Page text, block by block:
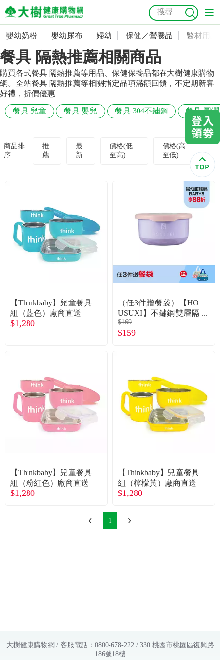
嬰幼奶粉
嬰幼尿布
婦幼
保健／營養品
醫材用品
食品／健康食補
優惠活動
購物流程
會員專區
折價券、紅利說明
抗菌 尿布 大樹獨家 益生菌 魚油 幼兒米餅 貓砂
奶瓶奶嘴
會員資料及密碼修改
常用收件人清單
訂單查詢
收藏清單
紅利點數查詢
優惠券查詢
嬰幼奶粉 嬰幼尿布 婦幼 保健／營養品 醫材用品
餐具 隔熱推薦相關商品
購買各式餐具 隔熱推薦等用品、保健保養品都在大樹健康購物
網。全站餐具 隔熱推薦等相關指定品項滿額回饋，不定期新客
好禮，折價優惠
餐具 兒童 餐具 嬰兒 餐具 304不鏽鋼 餐具 圓潤
商品排
序
推
薦
最
新
價格(低
至高)
價格(高
至低)
【Thinkbaby】兒童餐具
組（藍色）廠商直送
$1,280
（任3件贈餐袋）【HO
USUXI】不鏽鋼雙層隔
熱碗-420ml (粉紫)
$169
$159
【Thinkbaby】兒童餐具
組（粉紅色）廠商直送
$1,280
【Thinkbaby】兒童餐具
組（檸檬黃）廠商直送
$1,280
1
大樹健康購物網 / 客服電話：0800-678-222 / 330 桃園市桃園區復興路
186號18樓